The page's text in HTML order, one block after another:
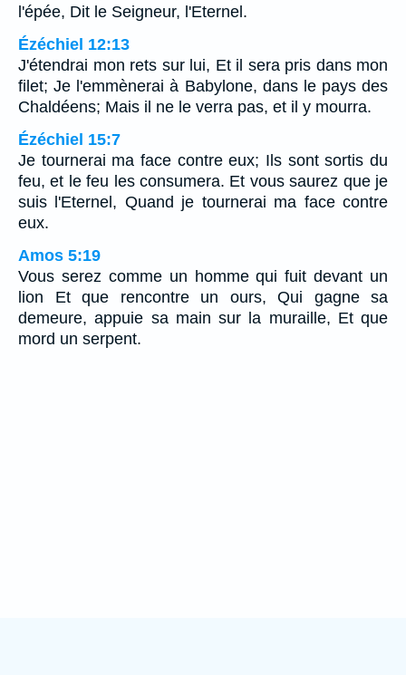
l'épée, Dit le Seigneur, l'Eternel.
Ézéchiel 12:13
J'étendrai mon rets sur lui, Et il sera pris dans mon
filet; Je l'emmènerai à Babylone, dans le pays des
Chaldéens; Mais il ne le verra pas, et il y mourra.
Ézéchiel 15:7
Je tournerai ma face contre eux; Ils sont sortis du
feu, et le feu les consumera. Et vous saurez que je
suis l'Eternel, Quand je tournerai ma face contre
eux.
Amos 5:19
Vous serez comme un homme qui fuit devant un
lion Et que rencontre un ours, Qui gagne sa
demeure, appuie sa main sur la muraille, Et que
mord un serpent.